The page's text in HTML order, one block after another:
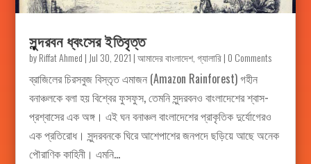
সুন্দরবন ধ্বংসের ইতিবৃত্ত
byRiffat Ahmed | Jul 30, 2021 |আমাদের বাংলাদেশ,গ্যালারি| 0 Comments
ব্রাজিলের চিরসবুজ বিস্তৃত এমাজন (Amazon Rainforest) গহীন
বনাঞ্চলকে বলা হয় বিশ্বের ফুসফুস, তেমনি সুন্দরবনও বাংলাদেশের শ্বাস-
প্রশ্বাসের এক অঙ্গ। এই ঘন বনাঞ্চল বাংলাদেশের প্রাকৃতিক দুর্যোগেরও
এক প্রতিরোধ। সুন্দরবনকে ঘিরে আশেপাশের জনপদে ছড়িয়ে আছে অনেক
পৌরাণিক কাহিনী। এমনি...